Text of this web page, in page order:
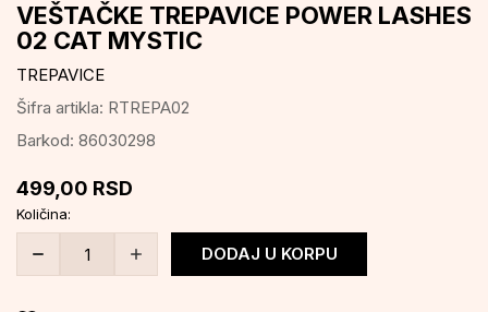
VEŠTAČKE TREPAVICE POWER LASHES
02 CAT MYSTIC
TREPAVICE
Šifra artikla: RTREPA02
Barkod: 86030298
499,00 RSD
Količina:
DODAJ U KORPU